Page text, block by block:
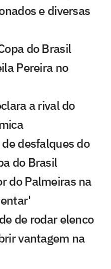
e diversas
do Brasil
Pereira no
a rival do
desfalques do
do Brasil
do Palmeiras na
de rodar elenco
vantagem na